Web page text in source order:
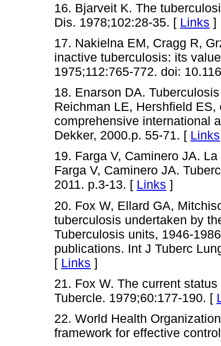
16. Bjarveit K. The
Dis. 1978;102:28-35. [ Links ]
17. Nakielna EM, Cragg R,
inactive tuberculosis: its
1975;112:765-772. doi:
18. Enarson DA.
Reichman LE, Hershfield
comprehensive international
Dekker, 2000.p. 55-71. [ Links
19. Farga V, Caminero JA.
Farga V, Caminero JA.
2011. p.3-13. [ Links ]
20. Fox W, Ellard GA,
tuberculosis undertaken by
Tuberculosis units, 1946-
publications. Int J Tuberc
[ Links ]
21. Fox W. The current
Tubercle. 1979;60:177-190. [
22. World Health
framework for effective